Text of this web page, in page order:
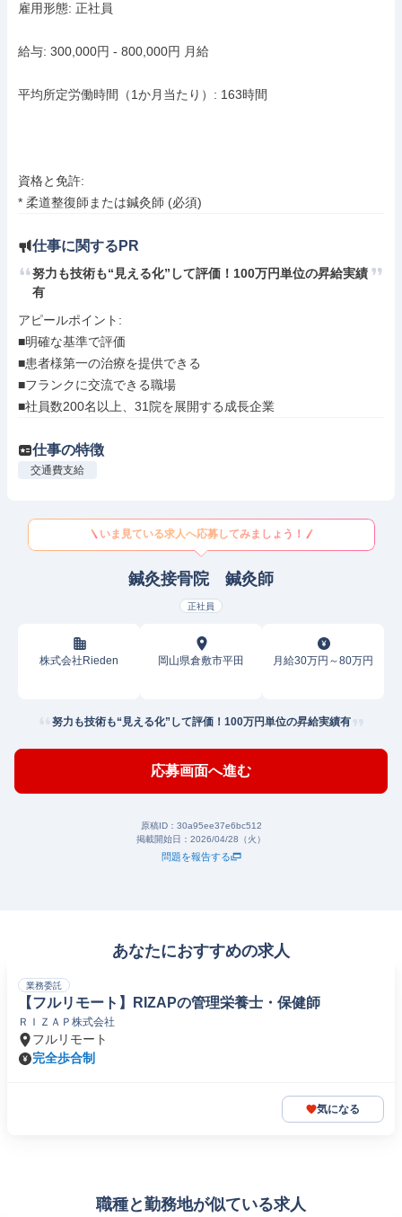
雇用形態: 正社員
給与: 300,000円 - 800,000円 月給
平均所定労働時間（1か月当たり）: 163時間
資格と免許:
* 柔道整復師または鍼灸師 (必須)
仕事に関するPR
努力も技術も“見える化”して評価！100万円単位の昇給実績
有
アピールポイント:
■明確な基準で評価
■患者様第一の治療を提供できる
■フランクに交流できる職場
■社員数200名以上、31院を展開する成長企業
仕事の特徴
交通費支給
いま見ている求人へ応募してみましょう！
鍼灸接骨院 鍼灸師
正社員
株式会社Rieden 岡山県倉敷市平田 月給30万円～80万円
努力も技術も“見える化”して評価！100万円単位の昇給実績有
応募画面へ進む
原稿ID： 30a95ee37e6bc512
掲載開始日： 2026/04/28（火）
問題を報告する
あなたにおすすめの求人
業務委託
【フルリモート】RIZAPの管理栄養士・保健師
ＲＩＺＡＰ株式会社
フルリモート
完全歩合制
気になる
職種と勤務地が似ている求人